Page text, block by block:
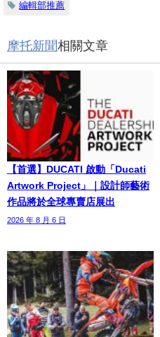
編輯部推薦
摩托新聞相關文章
【首選】DUCATI 啟動「Ducati
Artwork Project」｜設計師藝術
作品將於全球專賣店展出
2026 年 8 月 6 日